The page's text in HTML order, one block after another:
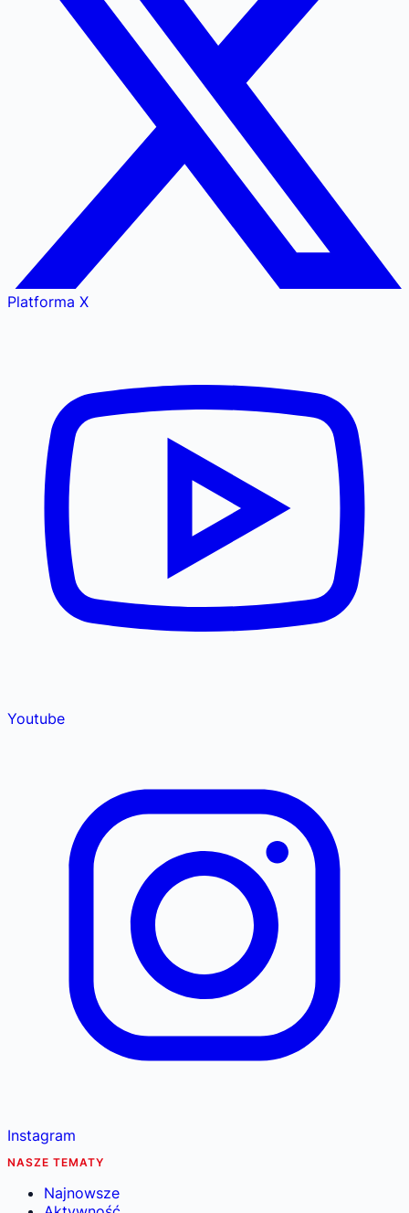
Platforma X
Youtube
Instagram
NASZE TEMATY
Najnowsze